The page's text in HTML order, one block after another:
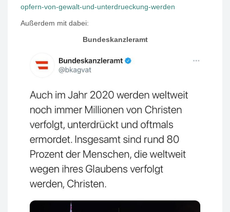
opfern-von-gewalt-und-unterdrueckung-werden
Außerdem mit dabei:
Bundeskanzleramt